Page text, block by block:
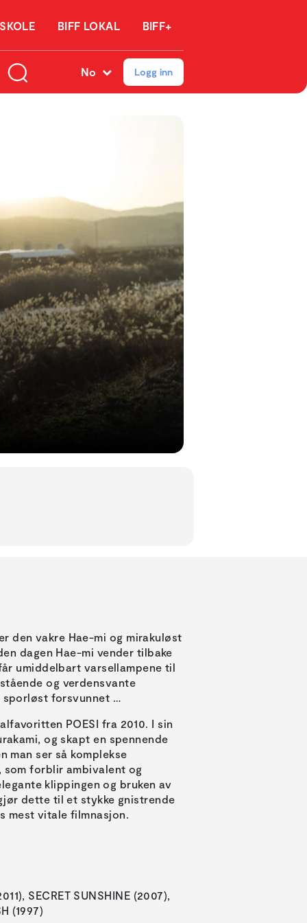
BIFF LOKAL BIFF+
No Logg inn
den vakre Hae-mi og mirakuløst
dagen Hae-mi vender tilbake
umiddelbart varsellampene til
og verdensvante
sporløst forsvunnet …
POESI fra 2010. I sin
og skapt en spennende
man ser så komplekse
som forblir ambivalent og
klippingen og bruken av
gjør dette til et stykke gnistrende
mest vitale filmnasjon.
SECRET SUNSHINE (2007),
(1997)